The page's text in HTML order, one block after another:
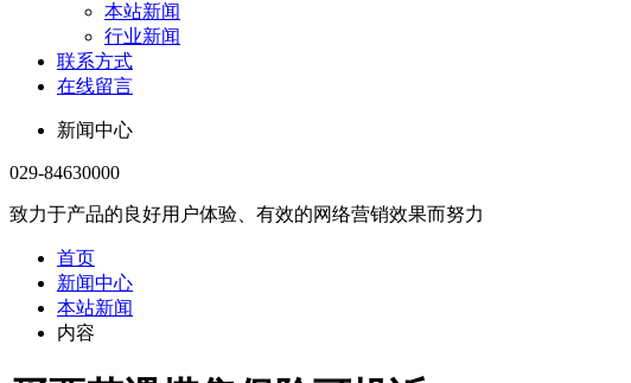
本站新闻
行业新闻
联系方式
在线留言
新闻中心
029-84630000
致力于产品的良好用户体验、有效的网络营销效果而努力
首页
新闻中心
本站新闻
内容